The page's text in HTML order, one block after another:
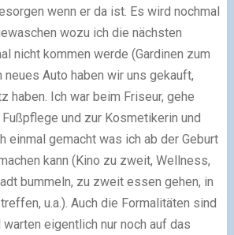
wenn er da ist. Es wird nochmal
wozu ich die nächsten
nicht kommen werde (Gardinen zum
neues Auto haben wir uns gekauft,
haben. Ich war beim Friseur, gehe
und zur Kosmetikerin und
einmal gemacht was ich ab der Geburt
kann (Kino zu zweit, Wellness,
bummeln, zu zweit essen gehen, in
u.a.). Auch die Formalitäten sind
eigentlich nur noch auf das